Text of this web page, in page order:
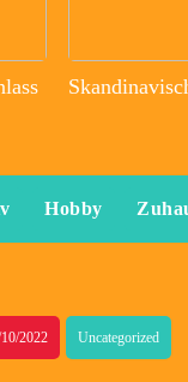
Hobby
2022 Uncategorized